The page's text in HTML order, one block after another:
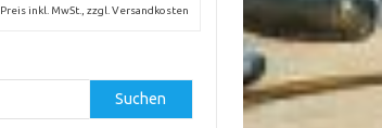
Preis inkl. MwSt., zzgl. Versandkosten
Suchen